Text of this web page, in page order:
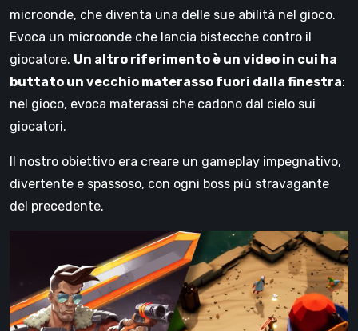
microonde, che diventa una delle sue abilità nel gioco.
Evoca un microonde che lancia bistecche contro il
giocatore. Un altro riferimento è un video in cui ha
buttato un vecchio materasso fuori dalla finestra:
nel gioco, evoca materassi che cadono dal cielo sui
giocatori.
Il nostro obiettivo era creare un gameplay impegnativo,
divertente e spassoso, con ogni boss più stravagante
del precedente.